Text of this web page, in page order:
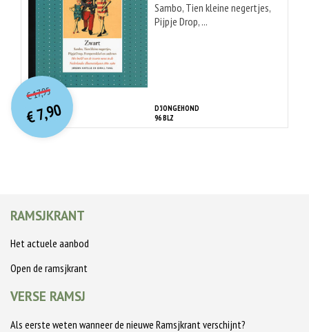
Sambo, Tien kleine negertjes,
Pijpje Drop, ...
D'JONGEHOND
96 BLZ
€17,95O
orspr
onkelijke
prijs
was:
€ 17,95.
€7,90
Huidige
prijs
is:
€ 7,90.
RAMSJKRANT
Het actuele aanbod
Open de ramsjkrant
VERSE RAMSJ
Als eerste weten wanneer de nieuwe Ramsjkrant verschijnt?